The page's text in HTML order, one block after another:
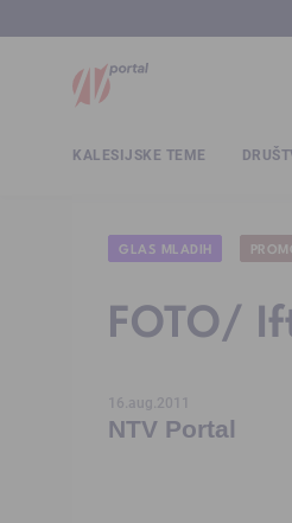
KALESIJSKE TEME
GLAS MLADIH
FOTO/
16.aug.2011
NTV Portal